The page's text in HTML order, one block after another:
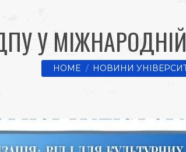
У
You are here:
HOME НОВИНИ